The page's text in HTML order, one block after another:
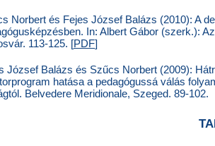
Norbert és Fejes József Balázs (2010): A
In: Albert Gábor (szerk.):
113-125. [PDF]
József Balázs és Szűcs Norbert (2009):
hatása a pedagógussá válás
Belvedere Meridionale, Szeged. 89-102.